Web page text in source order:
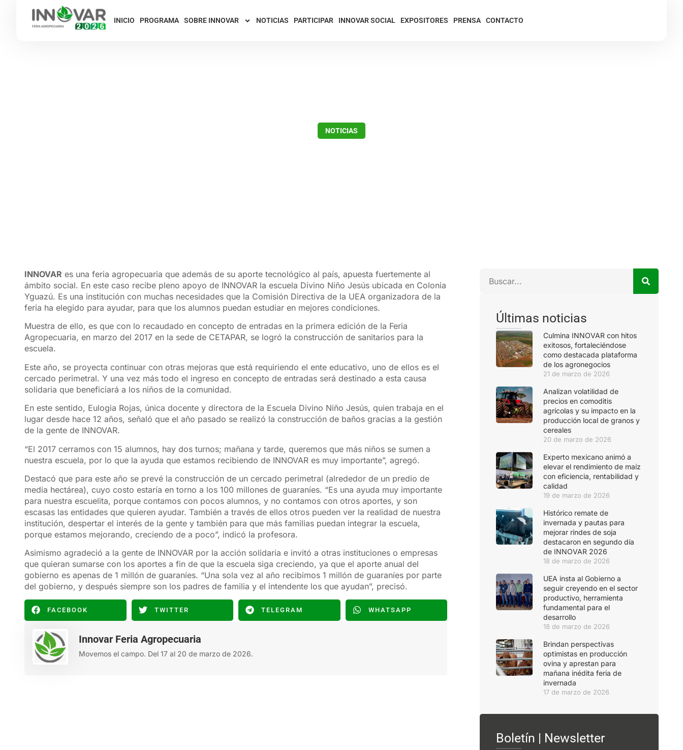
INICIO PROGRAMA SOBRE INNOVAR NOTICIAS PARTICIPAR INNOVAR SOCIAL EXPOSITORES PRENSA CONTACTO
NOTICIAS
INNOVAR es una feria agropecuaria que además de su aporte tecnológico al país, apuesta fuertemente al
ámbito social. En este caso recibe pleno apoyo de INNOVAR la escuela Divino Niño Jesús ubicada en Colonia
Yguazú. Es una institución con muchas necesidades que la Comisión Directiva de la UEA organizadora de la
feria ha elegido para ayudar, para que los alumnos puedan estudiar en mejores condiciones.
Muestra de ello, es que con lo recaudado en concepto de entradas en la primera edición de la Feria
Agropecuaria, en marzo del 2017 en la sede de CETAPAR, se logró la construcción de sanitarios para la
escuela.
Este año, se proyecta continuar con otras mejoras que está requiriendo el ente educativo, uno de ellos es el
cercado perimetral. Y una vez más todo el ingreso en concepto de entradas será destinado a esta causa
solidaria que beneficiará a los niños de la comunidad.
En este sentido, Eulogia Rojas, única docente y directora de la Escuela Divino Niño Jesús, quien trabaja en el
lugar desde hace 12 años, señaló que el año pasado se realizó la construcción de baños gracias a la gestión
de la gente de INNOVAR.
“El 2017 cerramos con 15 alumnos, hay dos turnos; mañana y tarde, queremos que más niños se sumen a
nuestra escuela, por lo que la ayuda que estamos recibiendo de INNOVAR es muy importante”, agregó.
Destacó que para este año se prevé la construcción de un cercado perimetral (alrededor de un predio de
media hectárea), cuyo costo estaría en torno a los 100 millones de guaraníes. “Es una ayuda muy importante
para nuestra escuelita, porque contamos con pocos alumnos, y no contamos con otros aportes, y son
escasas las entidades que quieren ayudar. También a través de ellos otros pueden ver la realidad de nuestra
institución, despertar el interés de la gente y también para que más familias puedan integrar la escuela,
porque estamos mejorando, creciendo de a poco”, indicó la profesora.
Asimismo agradeció a la gente de INNOVAR por la acción solidaria e invitó a otras instituciones o empresas
que quieran sumarse con los aportes a fin de que la escuela siga creciendo, ya que el aporte anual del
gobierno es apenas de 1 millón de guaraníes. “Una sola vez al año recibimos 1 millón de guaraníes por parte
del gobierno, y después siempre son los padres de familia y el intendente los que ayudan”, precisó.
FACEBOOK TWITTER TELEGRAM WHATSAPP
Innovar Feria Agropecuaria
Movemos el campo. Del 17 al 20 de marzo de 2026.
Últimas noticias
Culmina INNOVAR con hitos
exitosos, fortaleciéndose
como destacada plataforma
de los agronegocios
21 de marzo de 2026
Analizan volatilidad de
precios en comoditis
agrícolas y su impacto en la
producción local de granos y
cereales
20 de marzo de 2026
Experto mexicano animó a
elevar el rendimiento de maíz
con eficiencia, rentabilidad y
calidad
19 de marzo de 2026
Histórico remate de
invernada y pautas para
mejorar rindes de soja
destacaron en segundo día
de INNOVAR 2026
18 de marzo de 2026
UEA insta al Gobierno a
seguir creyendo en el sector
productivo, herramienta
fundamental para el
desarrollo
18 de marzo de 2026
Brindan perspectivas
optimistas en producción
ovina y aprestan para
mañana inédita feria de
invernada
17 de marzo de 2026
Boletín | Newsletter